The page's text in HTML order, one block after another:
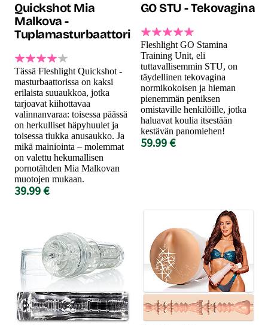
Quickshot Mia
Malkova -
Tuplamasturbaattori
Tässä Fleshlight Quickshot -
masturbaattorissa on kaksi
erilaista suuaukkoa, jotka
tarjoavat kiihottavaa
valinnanvaraa: toisessa päässä
on herkulliset häpyhuulet ja
toisessa tiukka anusaukko. Ja
mikä mainiointa – molemmat
on valettu hekumallisen
pornotähden Mia Malkovan
muotojen mukaan.
39.99 €
GO STU - Tekovagina
Fleshlight GO Stamina
Training Unit, eli
tuttavallisemmin STU, on
täydellinen tekovagina
normikokoisen ja hieman
pienemmän peniksen
omistaville henkilöille, jotka
haluavat koulia itsestään
kestävän panomiehen!
59.99 €